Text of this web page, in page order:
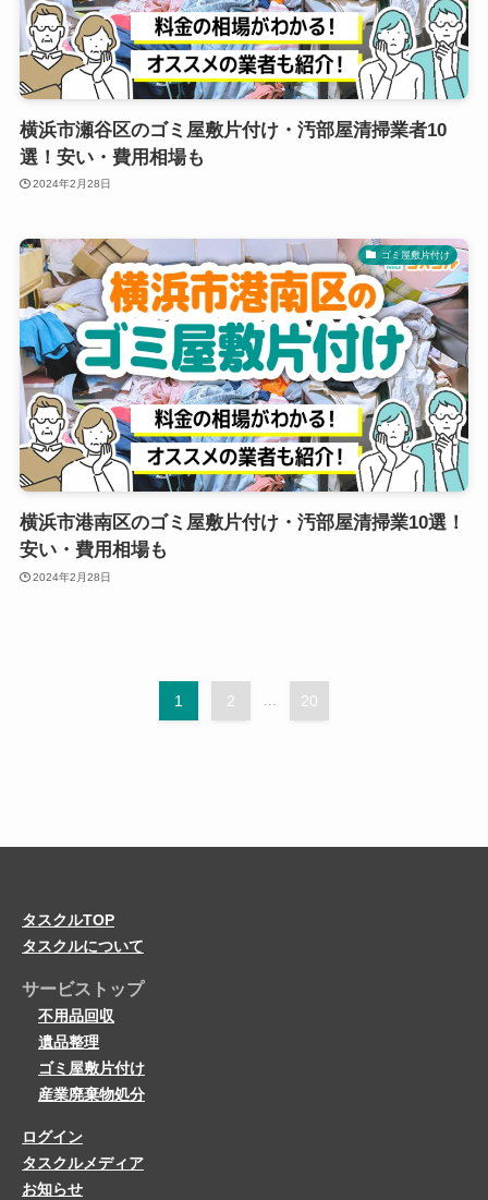
横浜市瀬谷区のゴミ屋敷片付け・汚部屋清掃業者10
選！安い・費用相場も
2024年2月28日
ゴミ屋敷片付け
横浜市港南区のゴミ屋敷片付け・汚部屋清掃業10選！
安い・費用相場も
2024年2月28日
1 2 ... 20
タスクルTOP
タスクルについて
サービストップ
不用品回収
遺品整理
ゴミ屋敷片付け
産業廃棄物処分
ログイン
タスクルメディア
お知らせ